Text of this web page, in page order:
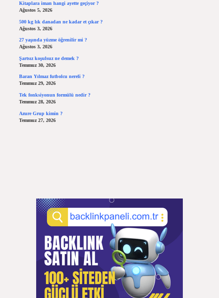
Kitaplara iman hangi ayette geçiyor ?
Ağustos 5, 2026
500 kg lık danadan ne kadar et çıkar ?
Ağustos 3, 2026
27 yaşında yüzme öğrenilir mi ?
Ağustos 3, 2026
Şartsız koşulsuz ne demek ?
Temmuz 30, 2026
Baran Yılmaz futbolcu nereli ?
Temmuz 29, 2026
Tek fonksiyonun formülü nedir ?
Temmuz 28, 2026
Azure Grup kimin ?
Temmuz 27, 2026